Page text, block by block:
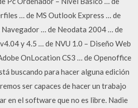
… de MS Outlook Express … de
… de Neodata 2004 … de
y 4.5 … de NVU 1.0 – Diseño Web
OnLocation CS3 … de Openoffice
buscando para hacer alguna edición
ser capaces de hacer un trabajo
en el software que no es libre. Nadie